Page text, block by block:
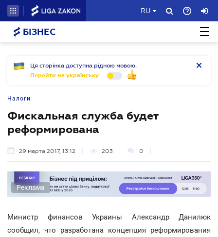
RU
БІЗНЕС
Ця сторінка доступна рідною мовою.
Перейти на українську
Налоги
Фискальная служба будет
реформирована
29 марта 2017, 13:12 203 0
Реклама
Министр финансов Украины Александр Данилюк
сообщил, что разработана концепция реформирования